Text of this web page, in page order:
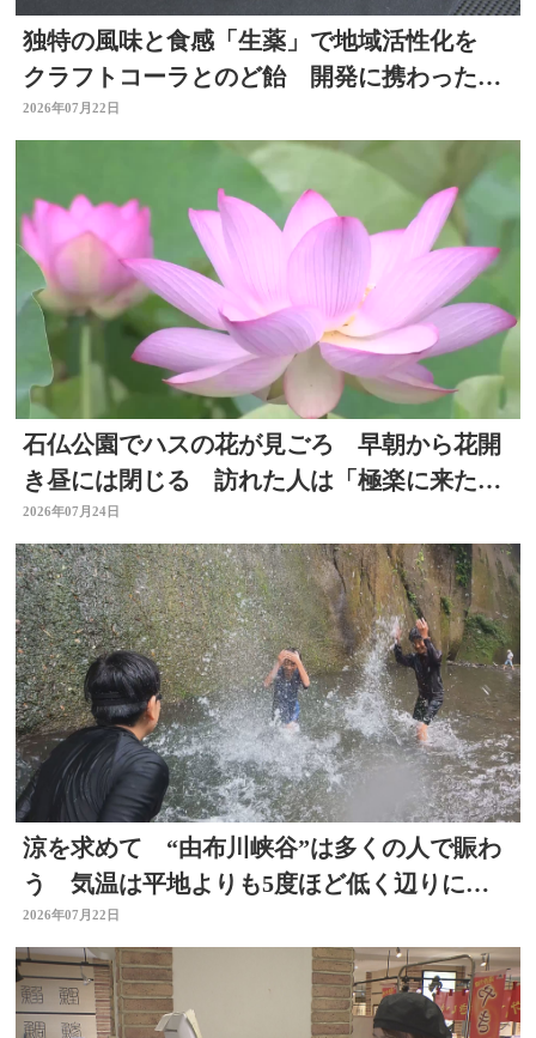
独特の風味と食感「生薬」で地域活性化を
クラフトコーラとのど飴 開発に携わった薬
剤師の思いは 大分
2026年07月22日
石仏公園でハスの花が見ごろ 早朝から花開
き昼には閉じる 訪れた人は「極楽に来た気
分」大分県臼杵市
2026年07月24日
涼を求めて “由布川峡谷”は多くの人で賑わ
う 気温は平地よりも5度ほど低く辺りには
涼しい風も 大分
2026年07月22日